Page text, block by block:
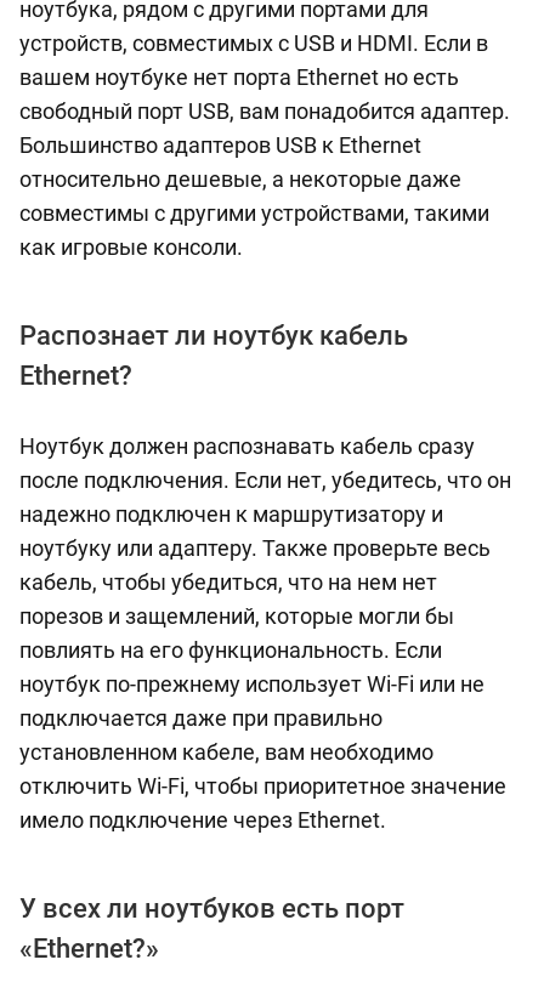
ноутбука, рядом с другими портами для
устройств, совместимых с USB и HDMI. Если в
вашем ноутбуке нет порта Ethernet но есть
свободный порт USB, вам понадобится адаптер.
Большинство адаптеров USB к Ethernet
относительно дешевые, а некоторые даже
совместимы с другими устройствами, такими
как игровые консоли.
Распознает ли ноутбук кабель
Ethernet?
Ноутбук должен распознавать кабель сразу
после подключения. Если нет, убедитесь, что он
надежно подключен к маршрутизатору и
ноутбуку или адаптеру. Также проверьте весь
кабель, чтобы убедиться, что на нем нет
порезов и защемлений, которые могли бы
повлиять на его функциональность. Если
ноутбук по-прежнему использует Wi-Fi или не
подключается даже при правильно
установленном кабеле, вам необходимо
отключить Wi-Fi, чтобы приоритетное значение
имело подключение через Ethernet.
У всех ли ноутбуков есть порт
«Ethernet?»